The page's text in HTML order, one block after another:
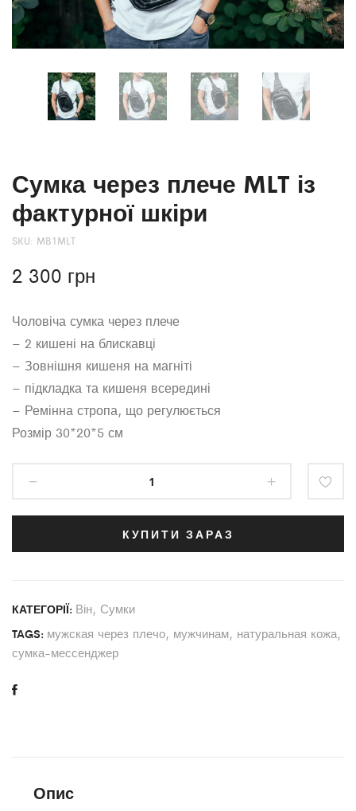
Сумка через плече MLT із
фактурної шкіри
SKU: MB1MLT
2 300 грн
Чоловіча сумка через плече
– 2 кишені на блискавці
– Зовнішня кишеня на магніті
– підкладка та кишеня всередині
– Ремінна стропа, що регулюється
Розмір 30*20*5 см
КУПИТИ ЗАРАЗ
КАТЕГОРІЇ: Він, Сумки
TAGS: мужская через плечо, мужчинам, натуральная кожа,
сумка-мессенджер
Опис